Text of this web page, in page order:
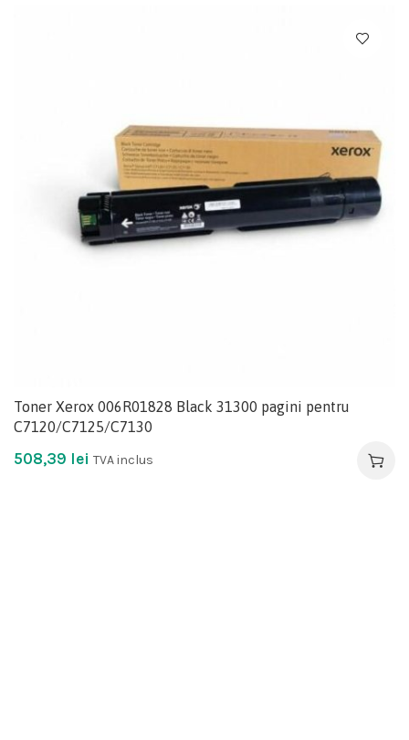
Toner Xerox 006R01828 Black 31300 pagini pentru
C7120/C7125/C7130
508,39 lei TVA inclus